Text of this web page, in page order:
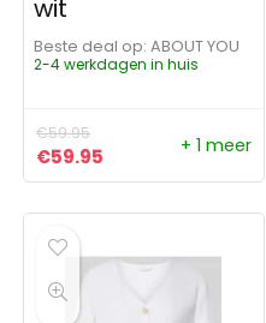
wit
Beste deal op:
ABOUT YOU
2-4 werkdagen in huis
€59.95
Oorspronkelijke prijs
€59.95 Huidige prijs is:
+ 1 meer